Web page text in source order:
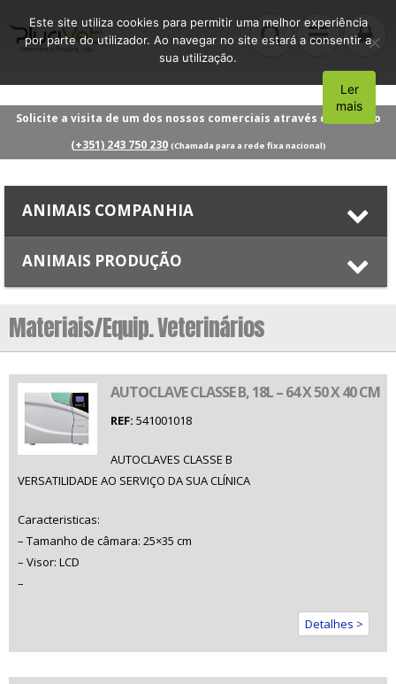
Solicite a visita de um dos nossos comerciais através do número
(+351) 243 750 230 (Chamada para a rede fixa nacional)
ANIMAIS COMPANHIA
ANIMAIS PRODUÇÃO
Materiais/Equip. Veterinários
AUTOCLAVE CLASSE B, 18L – 64 X 50 X 40 CM
REF: 541001018
AUTOCLAVES CLASSE B
VERSATILIDADE AO SERVIÇO DA SUA CLÍNICA
Caracteristicas:
– Tamanho de câmara: 25×35 cm
– Visor: LCD
–
Detalhes >
Este site utiliza cookies para permitir uma melhor experiência
por parte do utilizador. Ao navegar no site estará a consentir a
sua utilização.
Aceito
Ler
mais